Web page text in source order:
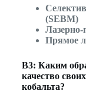
(SEBM)
Прямое
В3: Каким
качество
кобальта?